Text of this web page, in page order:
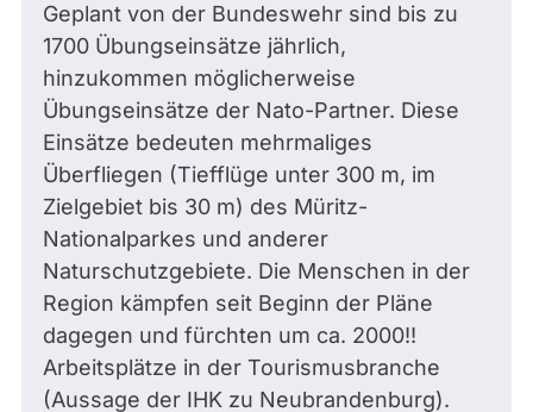
Geplant von der Bundeswehr sind bis zu
1700 Übungseinsätze jährlich,
hinzukommen möglicherweise
Übungseinsätze der Nato-Partner. Diese
Einsätze bedeuten mehrmaliges
Überfliegen (Tiefflüge unter 300 m, im
Zielgebiet bis 30 m) des Müritz-
Nationalparkes und anderer
Naturschutzgebiete. Die Menschen in der
Region kämpfen seit Beginn der Pläne
dagegen und fürchten um ca. 2000!!
Arbeitsplätze in der Tourismusbranche
(Aussage der IHK zu Neubrandenburg).